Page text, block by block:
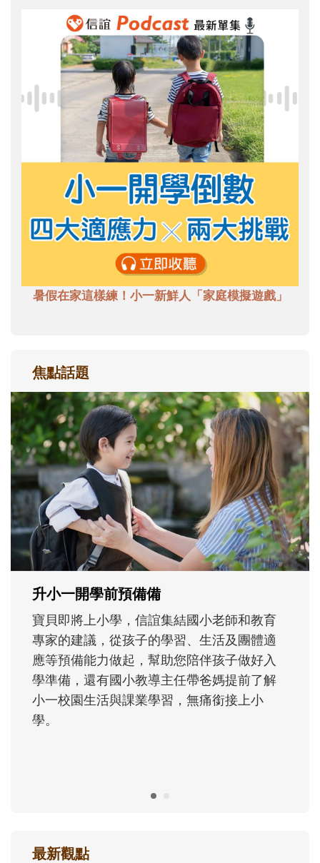
暑假在家這樣練！小一新鮮人「家庭模擬遊戲」
焦點話題
和孩子一起長大的那個男人│讀懂父親的
不同模樣
沒有人天生就擅長當爸爸！男人總是在一次
次「前所未有」的體驗中，跟著孩子一起長
大。從給予安全感的肢體遊戲，到獨立自
主、角色認同及解決問題的能力養成。爸爸
正嘗試用不同的模樣，參與孩子每個重要的
最新觀點